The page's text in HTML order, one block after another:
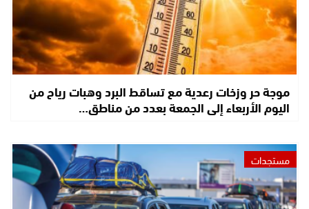
موجة حر وزخات رعدية مع تساقط البرد وهبات رياح من
اليوم الأربعاء إلى الجمعة بعدد من مناطق…
مستجدات